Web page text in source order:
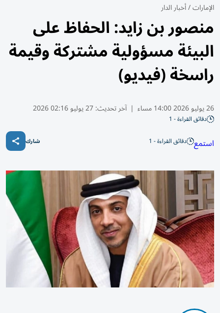
الإمارات/أخبار الدار
منصور بن زايد: الحفاظ على
البيئة مسؤولية مشتركة وقيمة
راسخة (فيديو)
26 يوليو 2026 14:00 مساء | آخر تحديث:27 يوليو 02:16 2026
دقائق القراءة - 1
استمع دقائق القراءة - 1 شارك